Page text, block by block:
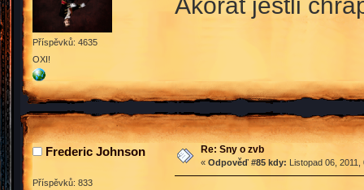
Příspěvků: 4635
OXI!
Frederic Johnson
Příspěvků: 833
Re: Sny o zvb
« Odpověď #85 kdy: Listopad 06,